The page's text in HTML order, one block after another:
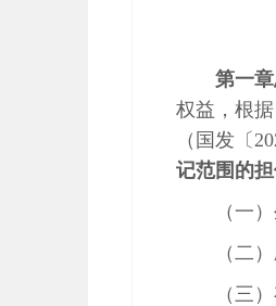
第一章
权益，根
（国发〔
记范围的担
（一
（二
（三